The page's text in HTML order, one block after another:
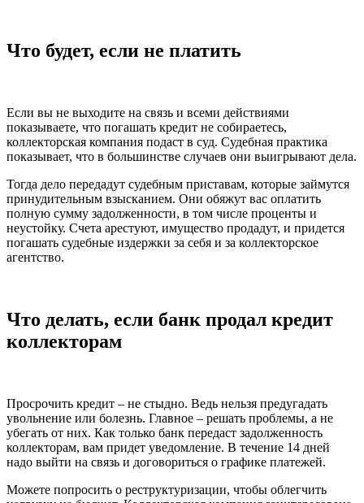
Что будет, если не платить
Если вы не выходите на связь и всеми действиями
показываете, что погашать кредит не собираетесь,
коллекторская компания подаст в суд. Судебная практика
показывает, что в большинстве случаев они выигрывают дела.
Тогда дело передадут судебным приставам, которые займутся
принудительным взысканием. Они обяжут вас оплатить
полную сумму задолженности, в том числе проценты и
неустойку. Счета арестуют, имущество продадут, и придется
погашать судебные издержки за себя и за коллекторское
агентство.
Что делать, если банк продал кредит
коллекторам
Просрочить кредит – не стыдно. Ведь нельзя предугадать
увольнение или болезнь. Главное – решать проблемы, а не
убегать от них. Как только банк передаст задолженность
коллекторам, вам придет уведомление. В течение 14 дней
надо выйти на связь и договориться о графике платежей.
Можете попросить о реструктуризации, чтобы облегчить